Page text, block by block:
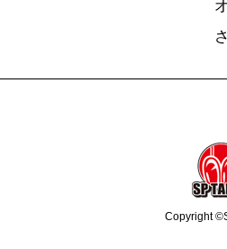
Copyright